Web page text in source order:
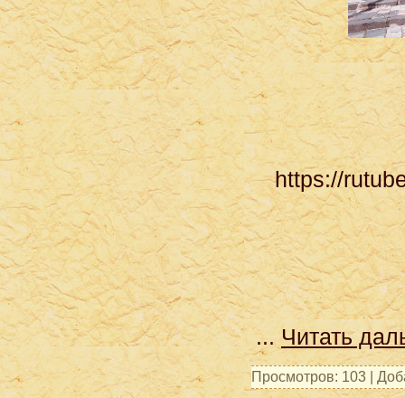
https://
... Читать
Просмотров: 103 |